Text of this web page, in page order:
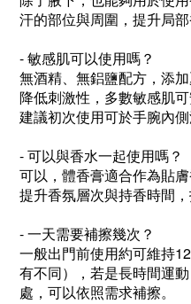
汗的部位與周圍，提升局部
- 敏感肌可以使用嗎？
無酒精、無鋁鹽配方，添
降低刺激性，多數敏感肌
建議初次使用可於手腕內側
- 可以與香水一起使用嗎？
可以，體香膏適合作為貼
提升香氛層次與持香時間，
- 一天需要補擦幾次？
一般出門前使用約可維持
有不同），若是長時間運
處，可以依照需求補擦。